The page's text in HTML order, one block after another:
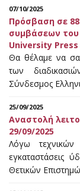
07/10/2025
Πρόσβαση σε
συμβάσεων του
University Press
Θα θέλαμε να
των
Σύνδεσμος
25/09/2025
Αναστολή
29/09/2025
Λόγω τεχνικών
εγκαταστάσεις
Θετικών